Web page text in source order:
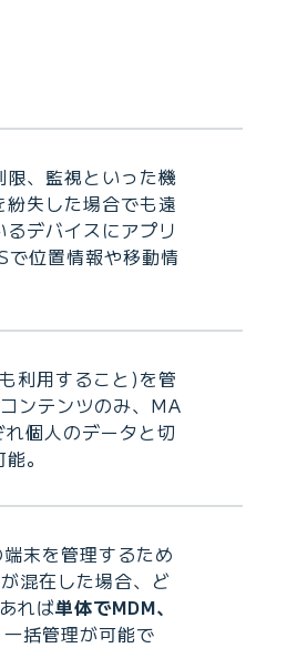
、監視といった機
失した場合でも遠
デバイスにアプリ
で位置情報や移動情
利用すること)を管
ンテンツのみ、MA
個人のデータと切
。
末を管理するため
混在した場合、ど
れば単体でMDM、
括管理が可能で